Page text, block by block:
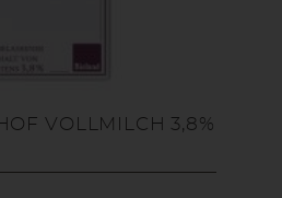
VOLLMILCH 3,8%